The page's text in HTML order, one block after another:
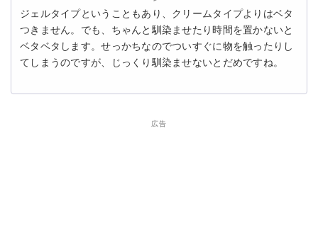
ジェルタイプということもあり、クリームタイプよりはベタ
つきません。でも、ちゃんと馴染ませたり時間を置かないと
ベタベタします。せっかちなのでついすぐに物を触ったりし
てしまうのですが、じっくり馴染ませないとだめですね。
広告